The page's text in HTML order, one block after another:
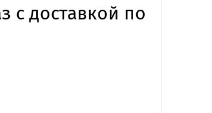
с доставкой по